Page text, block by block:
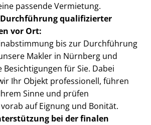
passende Vermietung.
qualifizierter
vor Ort:
bis zur Durchführung
Makler in Nürnberg und
Besichtigungen für Sie. Dabei
Ihr Objekt professionell, führen
Sinne und prüfen
auf Eignung und Bonität.
bei der finalen